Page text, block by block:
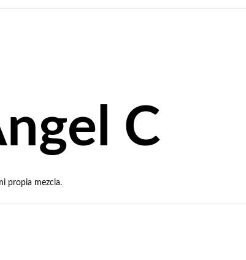
C
propia mezcla.